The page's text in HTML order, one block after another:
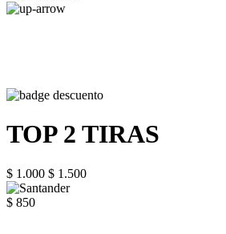
TOP 2 TIRAS
$ 1.000 $ 1.500
$ 850